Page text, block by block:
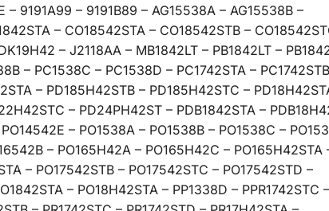
9191A99 – 9191B89 – AG15538A – AG15538B –
– CO18542STA – CO18542STB –
– J2118AA – MB1842LT – PB1842LT –
– PC1538C – PC1538D – PC1742STA –
– PD185H42STB – PD185H42STC –
– PD24PH42ST – PDB1842STA –
– PO1538A – PO1538B – PO1538C –
– PO165H42A – PO165H42C – PO165H42STA
– PO17542STB – PO17542STC – PO17542STD –
– PO18H42STA – PP1338D – PPR1742STC –